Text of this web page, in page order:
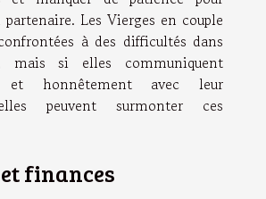
Les Vierges en couple
à des difficultés dans
mais si elles communiquent
et honnêtement avec leur
peuvent surmonter ces
finances